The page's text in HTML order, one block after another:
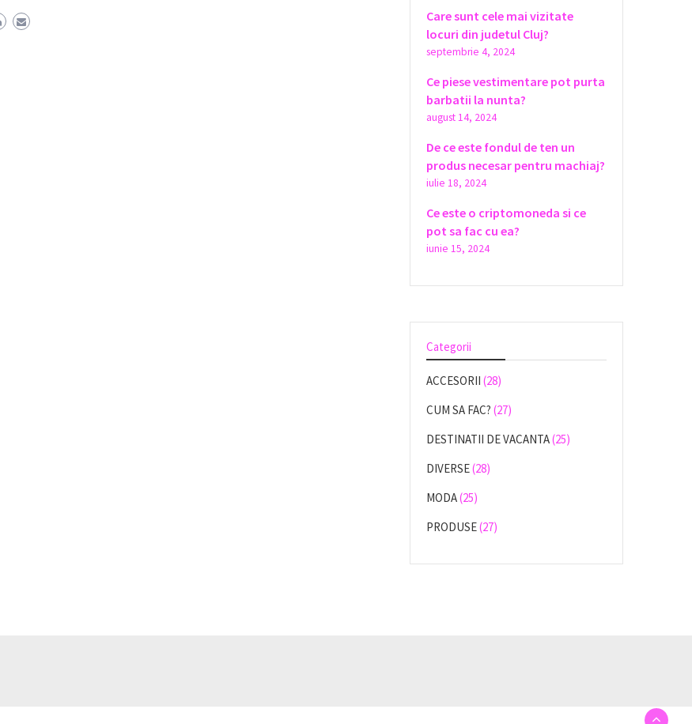
Care sunt cele mai vizitate
locuri din judetul Cluj?
septembrie 4, 2024
Ce piese vestimentare pot purta
barbatii la nunta?
august 14, 2024
De ce este fondul de ten un
produs necesar pentru machiaj?
iulie 18, 2024
Ce este o criptomoneda si ce
pot sa fac cu ea?
iunie 15, 2024
Categorii
ACCESORII (28)
CUM SA FAC? (27)
DESTINATII DE VACANTA(25)
DIVERSE(28)
MODA(25)
PRODUSE(27)